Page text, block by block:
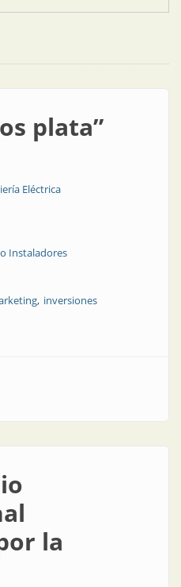
plata”
Eléctrica
Instaladores
inversiones
plata”
la